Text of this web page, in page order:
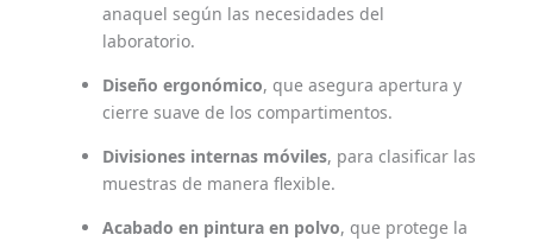
anaquel según las necesidades del
laboratorio.
Diseño ergonómico, que asegura apertura y
cierre suave de los compartimentos.
Divisiones internas móviles, para clasificar las
muestras de manera flexible.
Acabado en pintura en polvo, que protege la